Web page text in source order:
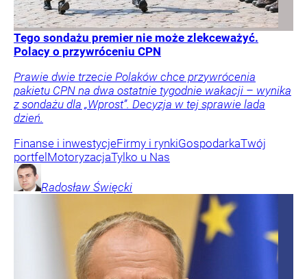
Tego sondażu premier nie może zlekceważyć.
Polacy o przywróceniu CPN
Prawie dwie trzecie Polaków chce przywrócenia
pakietu CPN na dwa ostatnie tygodnie wakacji – wynika
z sondażu dla „Wprost”. Decyzja w tej sprawie lada
dzień.
Finanse i inwestycjeFirmy i rynkiGospodarkaTwój
portfelMotoryzacjaTylko u Nas
Radosław Święcki